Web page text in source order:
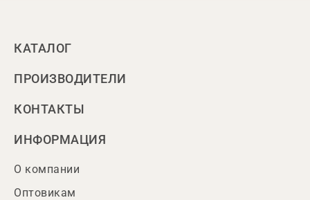
КАТАЛОГ
ПРОИЗВОДИТЕЛИ
КОНТАКТЫ
ИНФОРМАЦИЯ
О компании
Оптовикам